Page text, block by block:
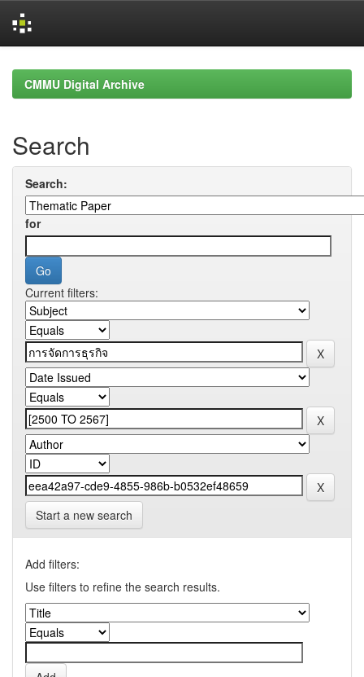
navigationCMMU Digital Archive
Search
Search:
for
Current filters:
Start a new search
Add filters:
Use filters to refine the search results.